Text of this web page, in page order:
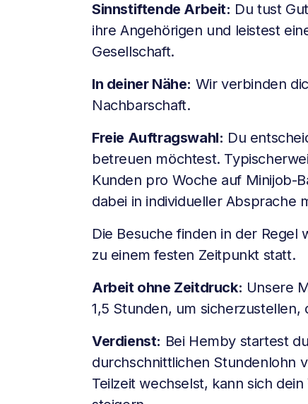
Sinnstiftende Arbeit: Du tust
ihre Angehörigen und leistest
Gesellschaft.
In deiner Nähe: Wir verbinden
Nachbarschaft.
Freie Auftragswahl: Du
betreuen möchtest.
Kunden pro Woche auf Minijob-
dabei in individueller Absprache
Die Besuche finden in der Regel
zu einem festen Zeitpunkt statt.
Arbeit ohne Zeitdruck: Unsere
1,5 Stunden, um
Verdienst: Bei Hemby startest
durchschnittlichen Stundenlohn
Teilzeit wechselst, kann sich